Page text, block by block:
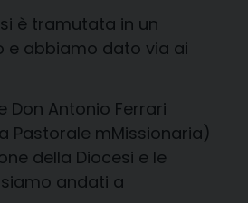
è tramutata in un
abbiamo dato via ai
Don Antonio Ferrari
Pastorale mMissionaria)
della Diocesi e le
andati a